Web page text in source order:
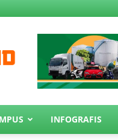
INFOGRAFIS